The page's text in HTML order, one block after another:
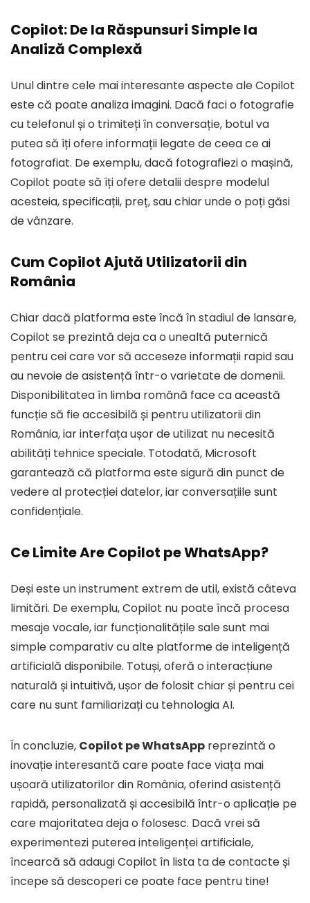
Copilot: De la Răspunsuri Simple la
Analiză Complexă
Unul dintre cele mai interesante aspecte ale Copilot
este că poate analiza imagini. Dacă faci o fotografie
cu telefonul și o trimiteți în conversație, botul va
putea să îți ofere informații legate de ceea ce ai
fotografiat. De exemplu, dacă fotografiezi o mașină,
Copilot poate să îți ofere detalii despre modelul
acesteia, specificații, preț, sau chiar unde o poți găsi
de vânzare.
Cum Copilot Ajută Utilizatorii din
România
Chiar dacă platforma este încă în stadiul de lansare,
Copilot se prezintă deja ca o unealtă puternică
pentru cei care vor să acceseze informații rapid sau
au nevoie de asistență într-o varietate de domenii.
Disponibilitatea în limba română face ca această
funcție să fie accesibilă și pentru utilizatorii din
România, iar interfața ușor de utilizat nu necesită
abilități tehnice speciale. Totodată, Microsoft
garantează că platforma este sigură din punct de
vedere al protecției datelor, iar conversațiile sunt
confidențiale.
Ce Limite Are Copilot pe WhatsApp?
Deși este un instrument extrem de util, există câteva
limitări. De exemplu, Copilot nu poate încă procesa
mesaje vocale, iar funcționalitățile sale sunt mai
simple comparativ cu alte platforme de inteligență
artificială disponibile. Totuși, oferă o interacțiune
naturală și intuitivă, ușor de folosit chiar și pentru cei
care nu sunt familiarizați cu tehnologia AI.
În concluzie, Copilot pe WhatsApp reprezintă o
inovație interesantă care poate face viața mai
ușoară utilizatorilor din România, oferind asistență
rapidă, personalizată și accesibilă într-o aplicație pe
care majoritatea deja o folosesc. Dacă vrei să
experimentezi puterea inteligenței artificiale,
încearcă să adaugi Copilot în lista ta de contacte și
începe să descoperi ce poate face pentru tine!